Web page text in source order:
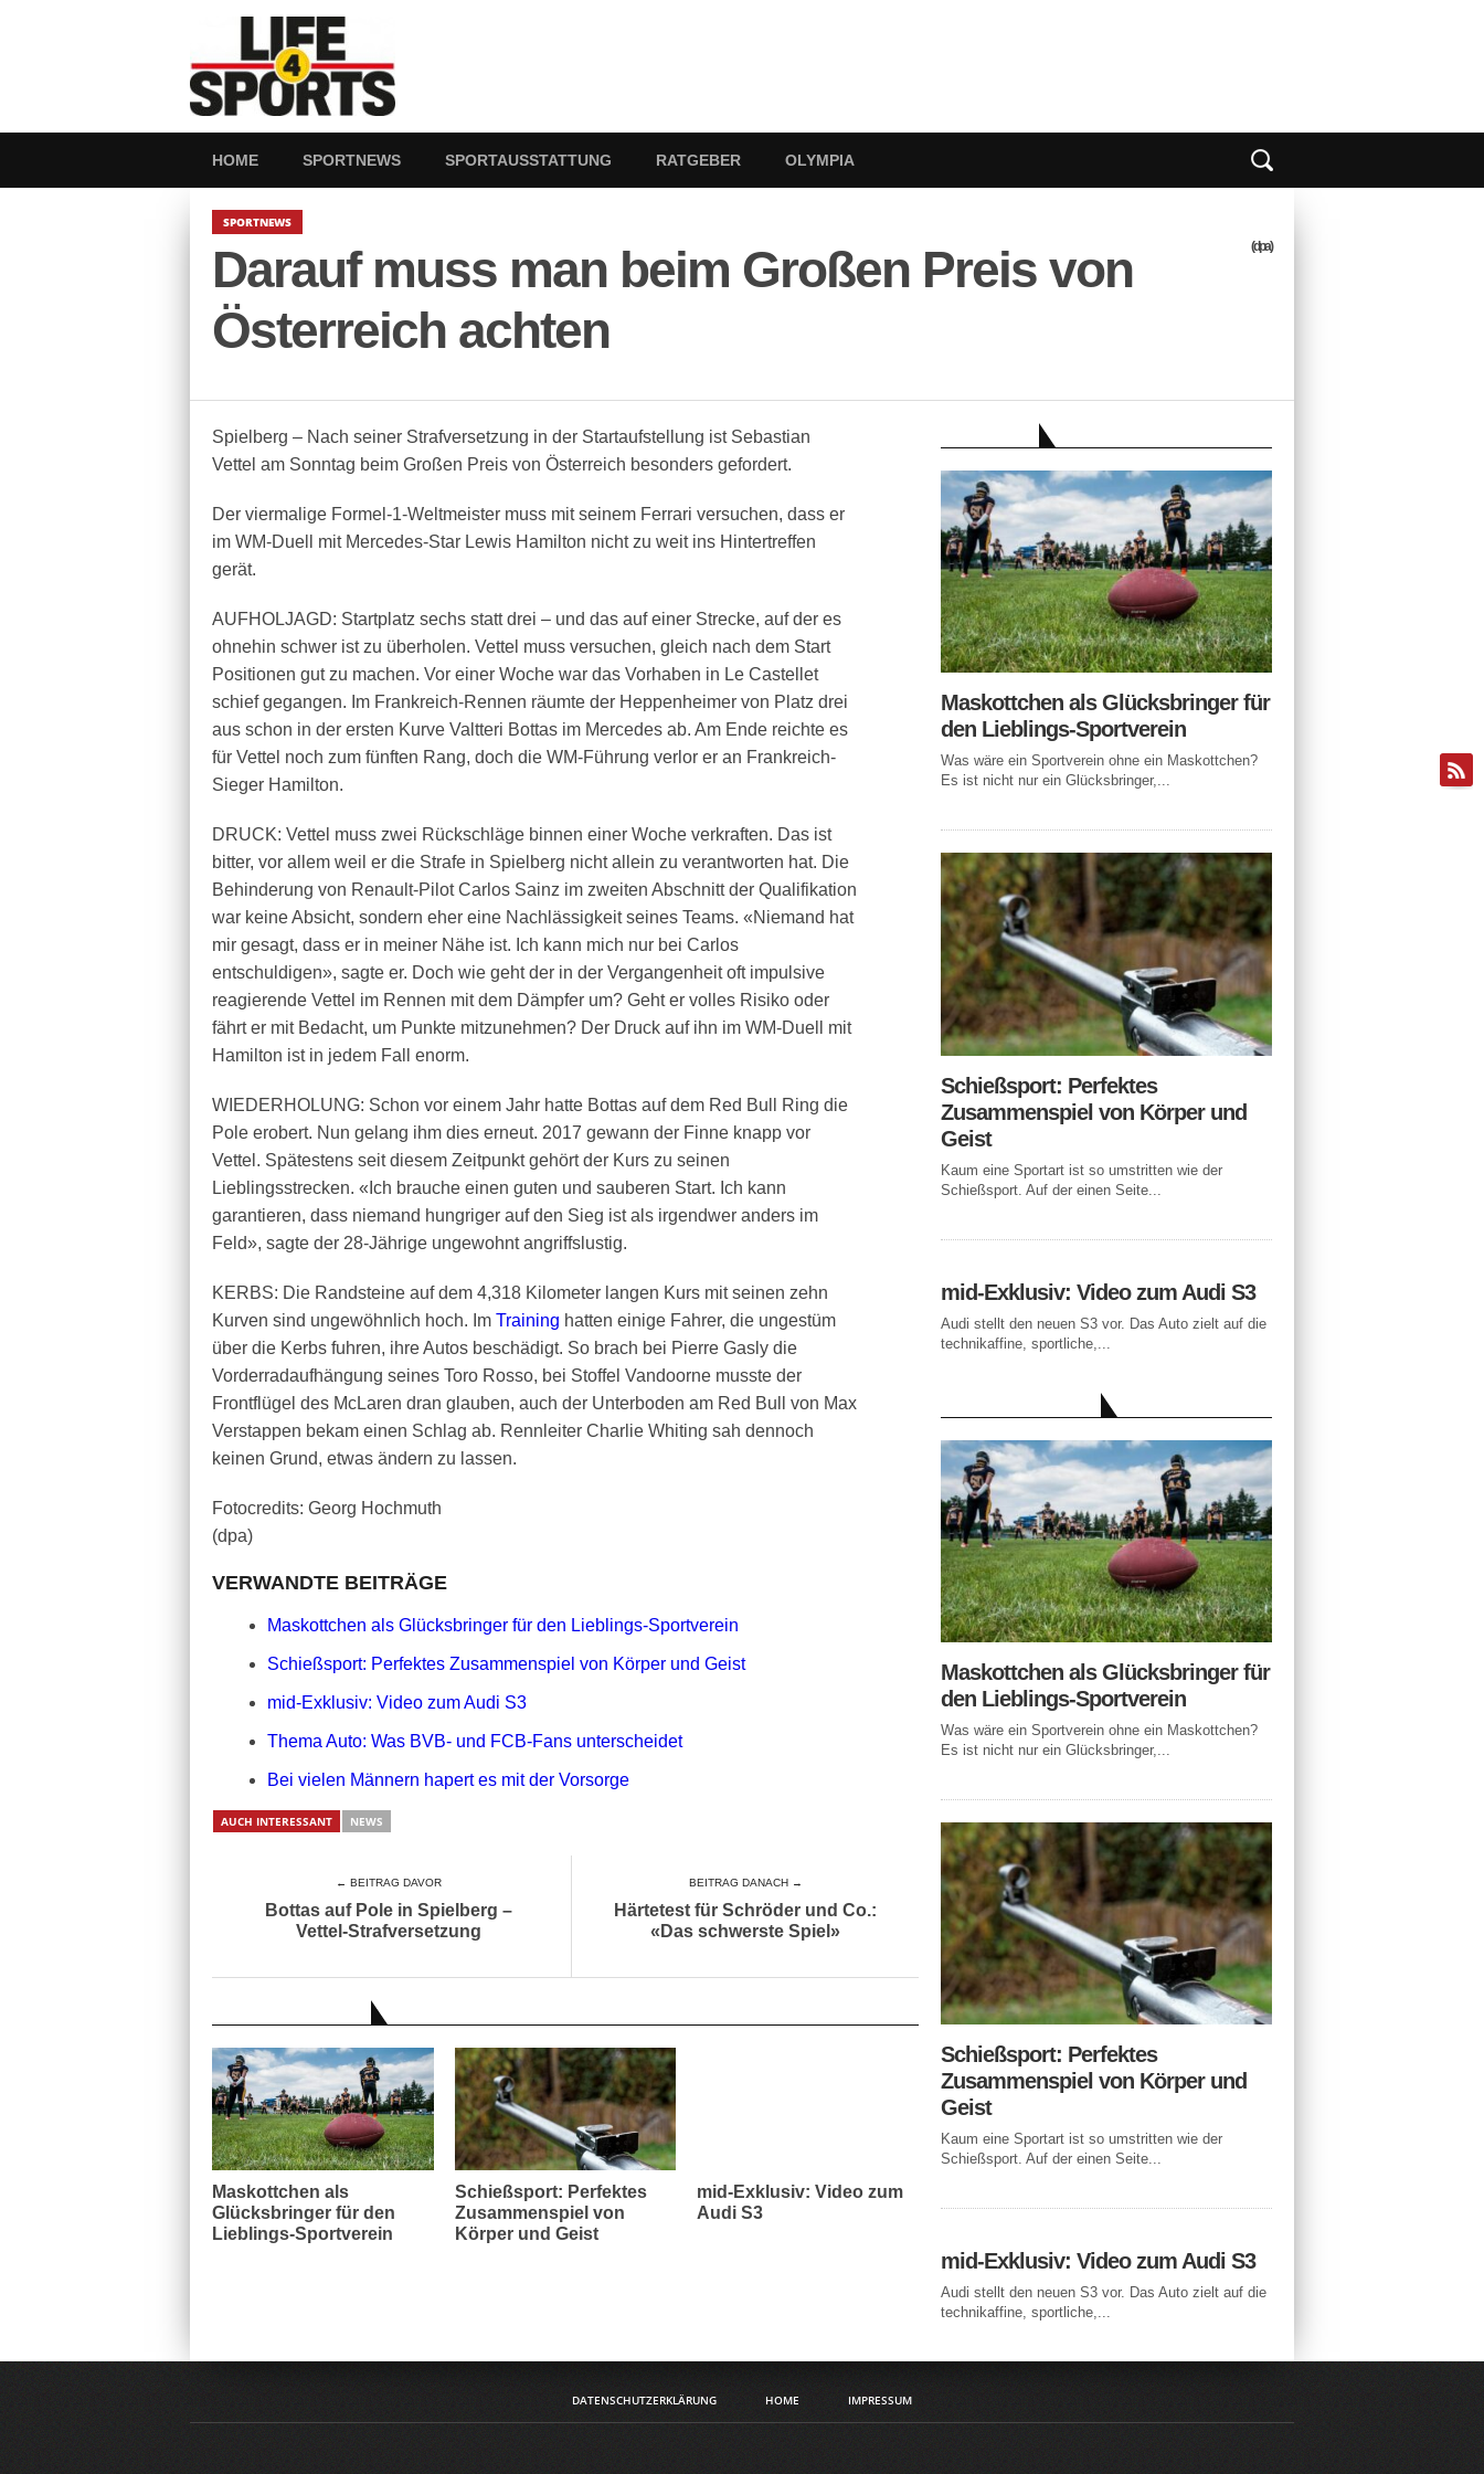
HOME SPORTNEWS SPORTAUSSTATTUNG RATGEBER OLYMPIA
SPORTNEWS
Darauf muss man beim Großen Preis von
Österreich achten
(dpa)
Spielberg – Nach seiner Strafversetzung in der Startaufstellung ist Sebastian
Vettel am Sonntag beim Großen Preis von Österreich besonders gefordert.
Der viermalige Formel-1-Weltmeister muss mit seinem Ferrari versuchen, dass er
im WM-Duell mit Mercedes-Star Lewis Hamilton nicht zu weit ins Hintertreffen
gerät.
AUFHOLJAGD: Startplatz sechs statt drei – und das auf einer Strecke, auf der es
ohnehin schwer ist zu überholen. Vettel muss versuchen, gleich nach dem Start
Positionen gut zu machen. Vor einer Woche war das Vorhaben in Le Castellet
schief gegangen. Im Frankreich-Rennen räumte der Heppenheimer von Platz drei
aus schon in der ersten Kurve Valtteri Bottas im Mercedes ab. Am Ende reichte es
für Vettel noch zum fünften Rang, doch die WM-Führung verlor er an Frankreich-
Sieger Hamilton.
DRUCK: Vettel muss zwei Rückschläge binnen einer Woche verkraften. Das ist
bitter, vor allem weil er die Strafe in Spielberg nicht allein zu verantworten hat. Die
Behinderung von Renault-Pilot Carlos Sainz im zweiten Abschnitt der Qualifikation
war keine Absicht, sondern eher eine Nachlässigkeit seines Teams. «Niemand hat
mir gesagt, dass er in meiner Nähe ist. Ich kann mich nur bei Carlos
entschuldigen», sagte er. Doch wie geht der in der Vergangenheit oft impulsive
reagierende Vettel im Rennen mit dem Dämpfer um? Geht er volles Risiko oder
fährt er mit Bedacht, um Punkte mitzunehmen? Der Druck auf ihn im WM-Duell mit
Hamilton ist in jedem Fall enorm.
WIEDERHOLUNG: Schon vor einem Jahr hatte Bottas auf dem Red Bull Ring die
Pole erobert. Nun gelang ihm dies erneut. 2017 gewann der Finne knapp vor
Vettel. Spätestens seit diesem Zeitpunkt gehört der Kurs zu seinen
Lieblingsstrecken. «Ich brauche einen guten und sauberen Start. Ich kann
garantieren, dass niemand hungriger auf den Sieg ist als irgendwer anders im
Feld», sagte der 28-Jährige ungewohnt angriffslustig.
KERBS: Die Randsteine auf dem 4,318 Kilometer langen Kurs mit seinen zehn
Kurven sind ungewöhnlich hoch. Im Training hatten einige Fahrer, die ungestüm
über die Kerbs fuhren, ihre Autos beschädigt. So brach bei Pierre Gasly die
Vorderradaufhängung seines Toro Rosso, bei Stoffel Vandoorne musste der
Frontflügel des McLaren dran glauben, auch der Unterboden am Red Bull von Max
Verstappen bekam einen Schlag ab. Rennleiter Charlie Whiting sah dennoch
keinen Grund, etwas ändern zu lassen.
Fotocredits: Georg Hochmuth
(dpa)
VERWANDTE BEITRÄGE
Maskottchen als Glücksbringer für den Lieblings-Sportverein
Schießsport: Perfektes Zusammenspiel von Körper und Geist
mid-Exklusiv: Video zum Audi S3
Thema Auto: Was BVB- und FCB-Fans unterscheidet
Bei vielen Männern hapert es mit der Vorsorge
AUCH INTERESSANT NEWS
← BEITRAG DAVOR
Bottas auf Pole in Spielberg –
Vettel-Strafversetzung
BEITRAG DANACH →
Härtetest für Schröder und Co.:
«Das schwerste Spiel»
Maskottchen als
Glücksbringer für den
Lieblings-Sportverein
Schießsport: Perfektes
Zusammenspiel von
Körper und Geist
mid-Exklusiv: Video zum
Audi S3
Maskottchen als Glücksbringer für
den Lieblings-Sportverein
Was wäre ein Sportverein ohne ein Maskottchen?
Es ist nicht nur ein Glücksbringer,...
Schießsport: Perfektes
Zusammenspiel von Körper und
Geist
Kaum eine Sportart ist so umstritten wie der
Schießsport. Auf der einen Seite...
mid-Exklusiv: Video zum Audi S3
Audi stellt den neuen S3 vor. Das Auto zielt auf die
technikaffine, sportliche,...
Maskottchen als Glücksbringer für
den Lieblings-Sportverein
Was wäre ein Sportverein ohne ein Maskottchen?
Es ist nicht nur ein Glücksbringer,...
Schießsport: Perfektes
Zusammenspiel von Körper und
Geist
Kaum eine Sportart ist so umstritten wie der
Schießsport. Auf der einen Seite...
mid-Exklusiv: Video zum Audi S3
Audi stellt den neuen S3 vor. Das Auto zielt auf die
technikaffine, sportliche,...
DATENSCHUTZERKLÄRUNG HOME IMPRESSUM